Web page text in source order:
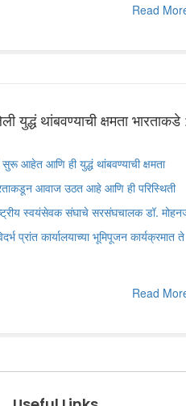
Read
थांबवण्याची क्षमता भारताकडे
आहेत आणि ही युद्धं थांबवण्याची क्षमता
आवाज उठत आहे आणि ही परिस्थिती
स्वयंसेवक संघाचे सरसंघचालक डॉ.
प्रांत कार्यालयाच्या भूमिपूजन कार्यक्रमात ते
Read